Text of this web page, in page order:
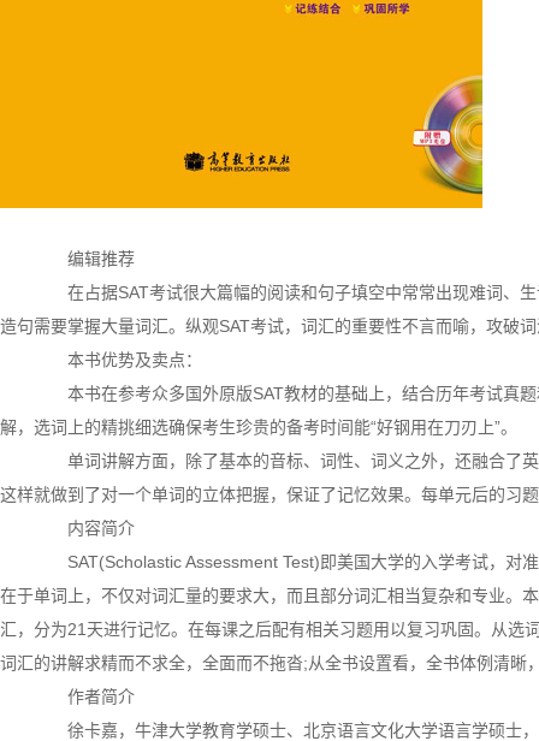
编辑推荐
在占据SAT考试很大篇幅的阅读和句子填空中常常出现难词、
造句需要掌握大量词汇。纵观SAT考试，词汇的重要性不言而喻，攻破
本书优势及卖点：
本书在参考众多国外原版SAT教材的基础上，结合历年考试真
解，选词上的精挑细选确保考生珍贵的备考时间能“好钢用在刀刃上”。
单词讲解方面，除了基本的音标、词性、词义之外，还融合了
这样就做到了对一个单词的立体把握，保证了记忆效果。每单元后的习
内容简介
SAT(Scholastic Assessment Test)即美国大学的入学考试，对
在于单词上，不仅对词汇量的要求大，而且部分词汇相当复杂和专业。
汇，分为21天进行记忆。在每课之后配有相关习题用以复习巩固。从
词汇的讲解求精而不求全，全面而不拖沓;从全书设置看，全书体例清晰
作者简介
徐卡嘉，牛津大学教育学硕士、北京语言文化大学语言学硕士